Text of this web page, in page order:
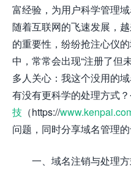
富经验，为用户科学管理域
随着互联网的飞速发展，
的重要性，纷纷抢注心仪
中，常常会出现“注册了但
多人关心：我这个没用的
有没有更科学的处理方式
技 （https://
问题，同时分享域名管理的
一、域名注销与处理